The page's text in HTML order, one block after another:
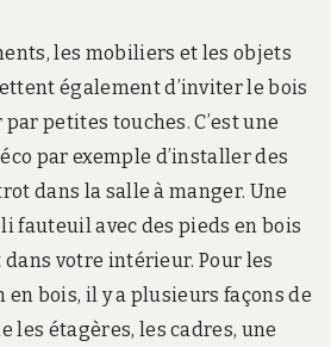
les mobiliers et les objets
également d’inviter le bois
petites touches. C’est une
par exemple d’installer des
dans la salle à manger. Une
fauteuil avec des pieds en bois
dans votre intérieur. Pour les
bois, il y a plusieurs façons de
les étagères, les cadres, une